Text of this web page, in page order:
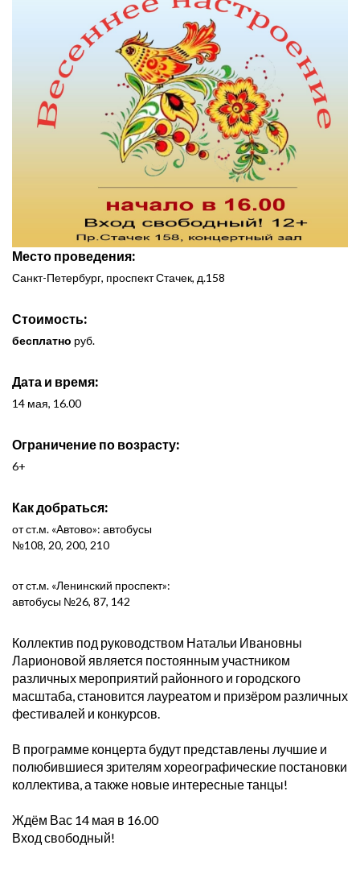
Место проведения:
Санкт-Петербург, проспект Стачек, д.158
Стоимость:
бесплатно руб.
Дата и время:
14 мая, 16.00
Ограничение по возрасту:
6+
Как добраться:
от ст.м. «Автово»: автобусы
№108, 20, 200, 210
от ст.м. «Ленинский проспект»:
автобусы №26, 87, 142
Коллектив под руководством Натальи Ивановны
Ларионовой является постоянным участником
различных мероприятий районного и городского
масштаба, становится лауреатом и призёром различных
фестивалей и конкурсов.
В программе концерта будут представлены лучшие и
полюбившиеся зрителям хореографические постановки
коллектива, а также новые интересные танцы!
Ждём Вас 14 мая в 16.00
Вход свободный!